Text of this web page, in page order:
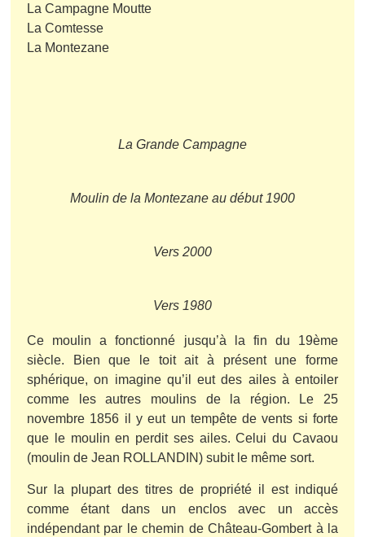
La Campagne Moutte
La Comtesse
La Montezane
La Grande Campagne
Moulin de la Montezane au début 1900
Vers 2000
Vers 1980
Ce moulin a fonctionné jusqu’à la fin du 19ème
siècle. Bien que le toit ait à présent une forme
sphérique, on imagine qu’il eut des ailes à entoiler
comme les autres moulins de la région. Le 25
novembre 1856 il y eut un tempête de vents si forte
que le moulin en perdit ses ailes. Celui du Cavaou
(moulin de Jean ROLLANDIN) subit le même sort.
Sur la plupart des titres de propriété il est indiqué
comme étant dans un enclos avec un accès
indépendant par le chemin de Château-Gombert à la